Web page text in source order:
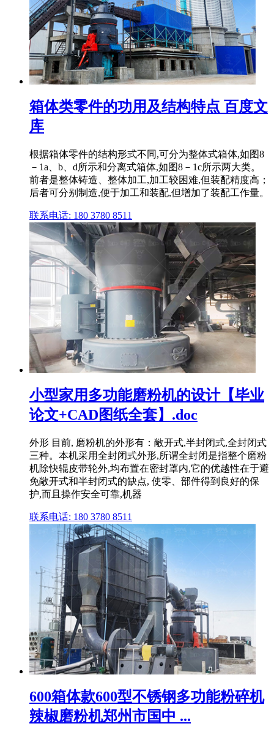
箱体类零件的功用及结构特点 百度文
库
根据箱体零件的结构形式不同,可分为整体式箱体,如图8
－1a、b、d所示和分离式箱体,如图8－1c所示两大类。
前者是整体铸造、整体加工,加工较困难,但装配精度高；
后者可分别制造,便于加工和装配,但增加了装配工作量。
联系电话: 180 3780 8511
小型家用多功能磨粉机的设计【毕业
论文+CAD图纸全套】.doc
外形 目前, 磨粉机的外形有：敞开式,半封闭式,全封闭式
三种。本机采用全封闭式外形,所谓全封闭是指整个磨粉
机除快辊皮带轮外,均布置在密封罩内,它的优越性在于避
免敞开式和半封闭式的缺点, 使零、部件得到良好的保
护,而且操作安全可靠,机器
联系电话: 180 3780 8511
600箱体款600型不锈钢多功能粉碎机
辣椒磨粉机郑州市国中 ...